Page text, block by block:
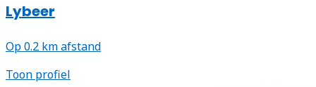
Lybeer
Op 0.2 km afstand
Toon profiel